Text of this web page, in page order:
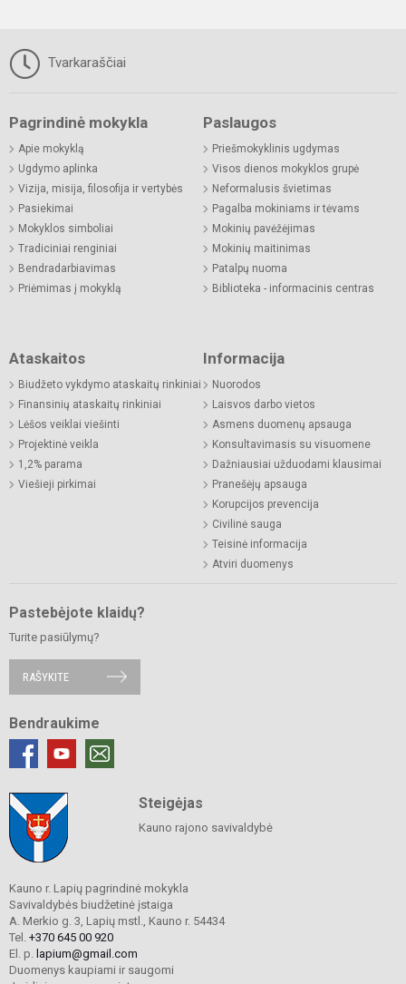
Tvarkaraščiai
Pagrindinė mokykla
Apie mokyklą
Ugdymo aplinka
Vizija, misija, filosofija ir vertybės
Pasiekimai
Mokyklos simboliai
Tradiciniai renginiai
Bendradarbiavimas
Priėmimas į mokyklą
Paslaugos
Priešmokyklinis ugdymas
Visos dienos mokyklos grupė
Neformalusis švietimas
Pagalba mokiniams ir tėvams
Mokinių pavėžėjimas
Mokinių maitinimas
Patalpų nuoma
Biblioteka - informacinis centras
Ataskaitos
Biudžeto vykdymo ataskaitų rinkiniai
Finansinių ataskaitų rinkiniai
Lėšos veiklai viešinti
Projektinė veikla
1,2% parama
Viešieji pirkimai
Informacija
Nuorodos
Laisvos darbo vietos
Asmens duomenų apsauga
Konsultavimasis su visuomene
Dažniausiai užduodami klausimai
Pranešėjų apsauga
Korupcijos prevencija
Civilinė sauga
Teisinė informacija
Atviri duomenys
Pastebėjote klaidų?
Turite pasiūlymų?
RAŠYKITE
Bendraukime
Steigėjas
Kauno rajono savivaldybė
Kauno r. Lapių pagrindinė mokykla
Savivaldybės biudžetinė įstaiga
A. Merkio g. 3, Lapių mstl., Kauno r. 54434
Tel. +370 645 00 920
El. p. lapium@gmail.com
Duomenys kaupiami ir saugomi